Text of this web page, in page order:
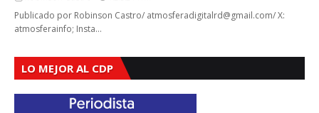
Publicado por Robinson Castro/ atmosferadigitalrd@gmail.com/ X:
atmosferainfo; Insta…
LO MEJOR AL CDP